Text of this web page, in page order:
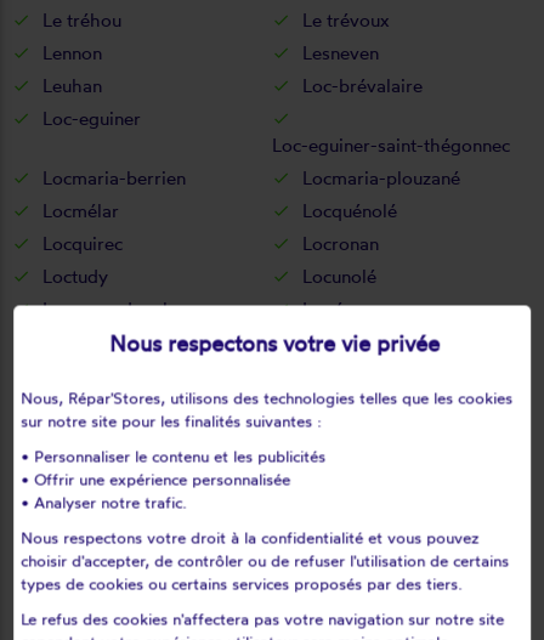
Le tréhou
Le trévoux
Lennon
Lesneven
Leuhan
Loc-brévalaire
Loc-eguiner
Loc-eguiner-saint-thégonnec
Locmaria-berrien
Locmaria-plouzané
Locmélar
Locquénolé
Locquirec
Locronan
Loctudy
Locunolé
Logonna-daoulas
Lopérec
Loperhet
Loqueffret
Melgven
Mellac
Moëlan-sur-mer
Motreff
Ouessant
Pencran
Penmarch
Peumerit
Nous respectons votre vie privée
Nous, Répar'Stores, utilisons des technologies telles que les cookies
sur notre site pour les finalités suivantes :
• Personnaliser le contenu et les publicités
• Offrir une expérience personnalisée
• Analyser notre trafic.
Nous respectons votre droit à la confidentialité et vous pouvez
choisir d'accepter, de contrôler ou de refuser l'utilisation de certains
types de cookies ou certains services proposés par des tiers.
Le refus des cookies n'affectera pas votre navigation sur notre site